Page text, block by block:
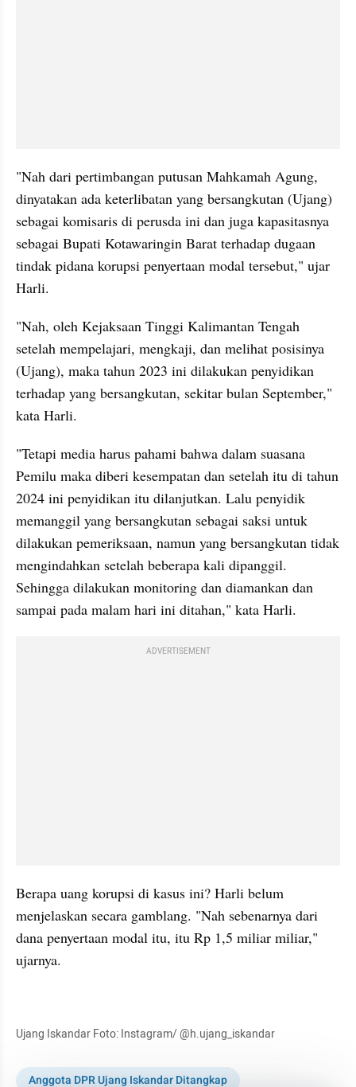
"Nah dari pertimbangan putusan Mahkamah Agung,
dinyatakan ada keterlibatan yang bersangkutan (Ujang)
sebagai komisaris di perusda ini dan juga kapasitasnya
sebagai Bupati Kotawaringin Barat terhadap dugaan
tindak pidana korupsi penyertaan modal tersebut," ujar
Harli.
"Nah, oleh Kejaksaan Tinggi Kalimantan Tengah
setelah mempelajari, mengkaji, dan melihat posisinya
(Ujang), maka tahun 2023 ini dilakukan penyidikan
terhadap yang bersangkutan, sekitar bulan September,"
kata Harli.
"Tetapi media harus pahami bahwa dalam suasana
Pemilu maka diberi kesempatan dan setelah itu di tahun
2024 ini penyidikan itu dilanjutkan. Lalu penyidik
memanggil yang bersangkutan sebagai saksi untuk
dilakukan pemeriksaan, namun yang bersangkutan tidak
mengindahkan setelah beberapa kali dipanggil.
Sehingga dilakukan monitoring dan diamankan dan
sampai pada malam hari ini ditahan," kata Harli.
ADVERTISEMENT
Berapa uang korupsi di kasus ini? Harli belum
menjelaskan secara gamblang. "Nah sebenarnya dari
dana penyertaan modal itu, itu Rp 1,5 miliar miliar,"
ujarnya.
Ujang Iskandar Foto: Instagram/ @h.ujang_iskandar
Anggota DPR Ujang Iskandar Ditangkap